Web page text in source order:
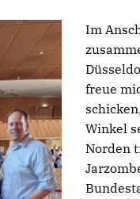
Im
freue
Winkel
Norden